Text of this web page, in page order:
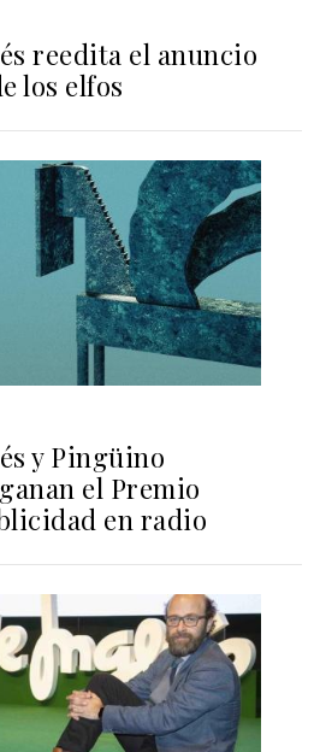
reedita el anuncio
los elfos
y Pingüino
el Premio
en radio